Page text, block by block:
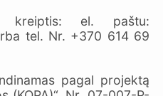
kreiptis: el. paštu:
tel. Nr. +370 614 69
pagal projektą